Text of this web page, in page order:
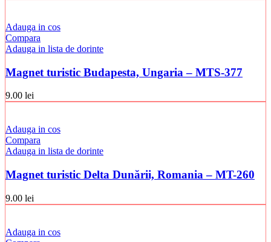
Adauga in cos
Compara
Adauga in lista de dorinte
Magnet turistic Budapesta, Ungaria – MTS-377
9.00 lei
Adauga in cos
Compara
Adauga in lista de dorinte
Magnet turistic Delta Dunării, Romania – MT-260
9.00 lei
Adauga in cos